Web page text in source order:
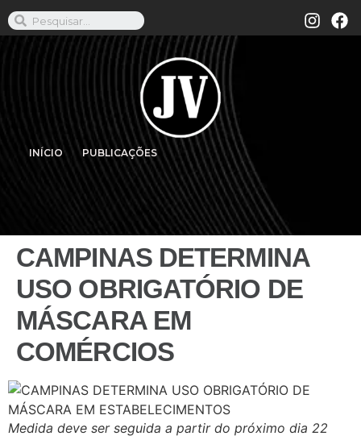
INÍCIO PUBLICAÇÕES
CAMPINAS DETERMINA
USO OBRIGATÓRIO DE
MÁSCARA EM
COMÉRCIOS
Medida deve ser seguida a partir do próximo dia 22